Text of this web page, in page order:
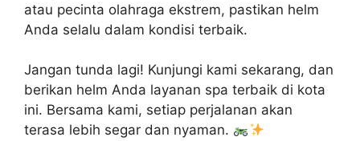
atau pecinta olahraga ekstrem, pastikan helm
Anda selalu dalam kondisi terbaik.
Jangan tunda lagi! Kunjungi kami sekarang, dan
berikan helm Anda layanan spa terbaik di kota
ini. Bersama kami, setiap perjalanan akan
terasa lebih segar dan nyaman.